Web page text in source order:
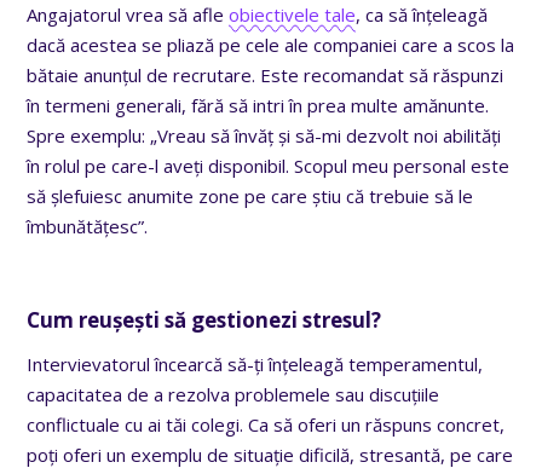
Angajatorul vrea să afleobiectivele tale, ca să înțeleagă
dacă acestea se pliază pe cele ale companiei care a scos la
bătaie anunțul de recrutare. Este recomandat să răspunzi
în termeni generali, fără să intri în prea multe amănunte.
Spre exemplu: „Vreau să învăț și să-mi dezvolt noi abilități
în rolul pe care-l aveți disponibil. Scopul meu personal este
să șlefuiesc anumite zone pe care știu că trebuie să le
îmbunătățesc”.
Cum reușești să gestionezi stresul?
Intervievatorul încearcă să-ți înțeleagă temperamentul,
capacitatea de a rezolva problemele sau discuțiile
conflictuale cu ai tăi colegi. Ca să oferi un răspuns concret,
poți oferi un exemplu de situație dificilă, stresantă, pe care